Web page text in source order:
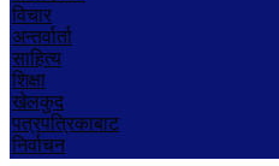
विचार
अन्तर्वार्ता
साहित्य
शिक्षा
खेलकुद
पत्रपत्रिकाबाट
निर्वाचन